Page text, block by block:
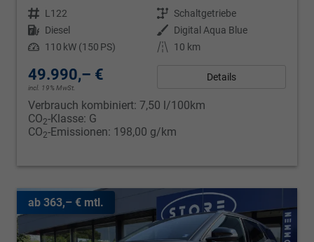
Fahrzeugnr. L122 Getriebe Schaltgetriebe
Kraftstoff Diesel Außenfarbe
Digital Aqua Blue
Leistung 110 kW (150 PS) Kilometerstand 10 km
49.990,– €
incl. 19% MwSt.
Details
Verbrauch kombiniert: 7,50 l/100km
CO2-Klasse: G
CO2-Emissionen: 198,00 g/km
ab 363,– € mtl.